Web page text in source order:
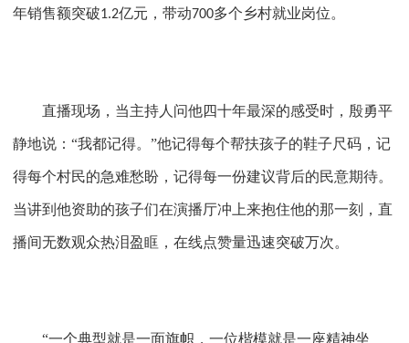
年销售额突破1.2亿元，带动700多个乡村就业岗位。
直播现场，当主持人问他四十年最深的感受时，殷勇平
静地说： “我都记得。”他记得每个帮扶孩子的鞋子尺码，记
得每个村民的急难愁盼，记得每一份建议背后的民意期待。
当讲到他资助的孩子们在演播厅冲上来抱住他的那一刻，直
播间无数观众热泪盈眶，在线点赞量迅速突破万次。
“一个典型就是一面旗帜，一位楷模就是一座精神坐